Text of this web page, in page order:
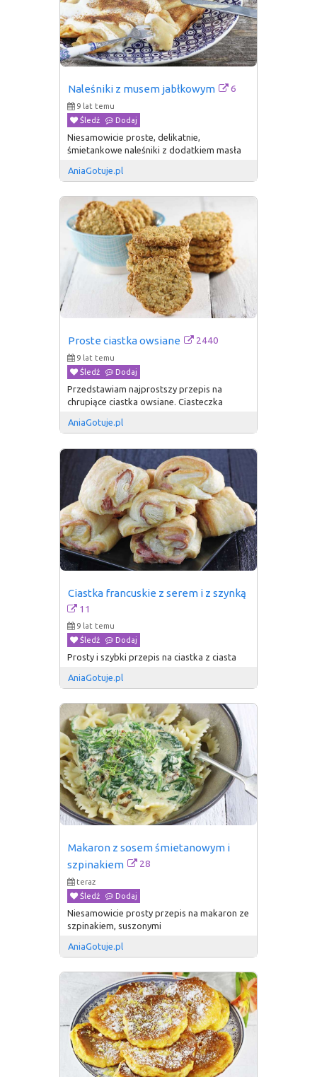
Naleśniki z musem jabłkowym 6
9 lat temu
Śledź
Dodaj
Niesamowicie proste, delikatnie,
śmietankowe naleśniki z dodatkiem masła
AniaGotuje.pl
Proste ciastka owsiane 2440
9 lat temu
Śledź
Dodaj
Przedstawiam najprostszy przepis na
chrupiące ciastka owsiane. Ciasteczka
AniaGotuje.pl
Ciastka francuskie z serem i z szynką
11
9 lat temu
Śledź
Dodaj
Prosty i szybki przepis na ciastka z ciasta
AniaGotuje.pl
Makaron z sosem śmietanowym i
szpinakiem
28
teraz
Śledź
Dodaj
Niesamowicie prosty przepis na makaron ze
szpinakiem, suszonymi
AniaGotuje.pl